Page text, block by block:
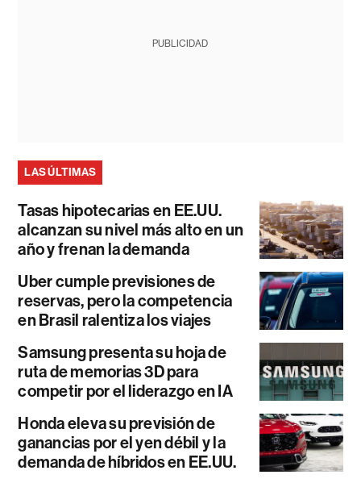
PUBLICIDAD
LAS ÚLTIMAS
Tasas hipotecarias en EE.UU.
alcanzan su nivel más alto en un
año y frenan la demanda
Uber cumple previsiones de
reservas, pero la competencia
en Brasil ralentiza los viajes
Samsung presenta su hoja de
ruta de memorias 3D para
competir por el liderazgo en IA
Honda eleva su previsión de
ganancias por el yen débil y la
demanda de híbridos en EE.UU.